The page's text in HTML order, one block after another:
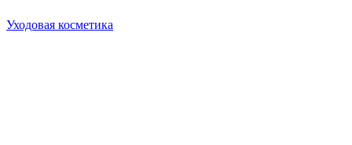
Уходовая косметика